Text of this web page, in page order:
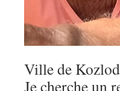
Ville de
Je cherche un